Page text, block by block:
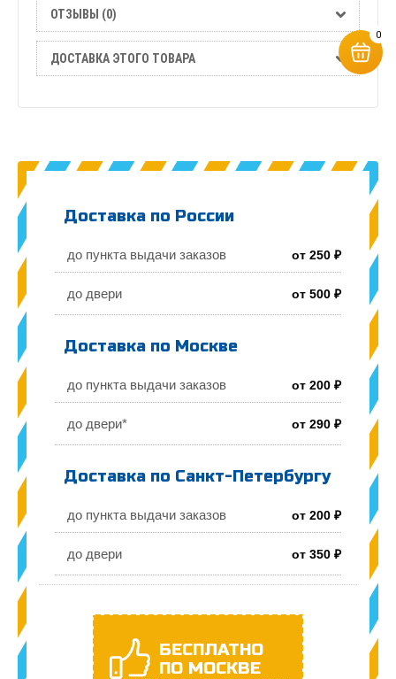
ОТЗЫВЫ (0)
ДОСТАВКА ЭТОГО ТОВАРА
Доставка по России
до пункта выдачи заказов от 250 ₽
до двери от 500 ₽
Доставка по Москве
до пункта выдачи заказов от 200 ₽
до двери* от 290 ₽
Доставка по Санкт-Петербургу
до пункта выдачи заказов от 200 ₽
до двери от 350 ₽
БЕСПЛАТНО
ПО МОСКВЕ
0